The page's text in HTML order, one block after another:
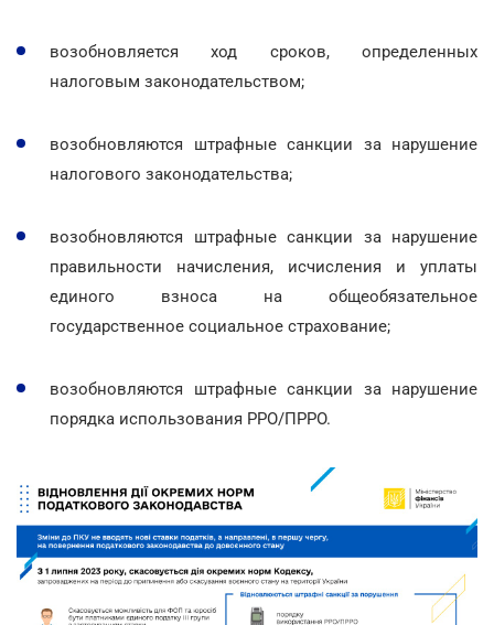
возобновляется ход сроков, определенных
налоговым законодательством;
возобновляются штрафные санкции за нарушение
налогового законодательства;
возобновляются штрафные санкции за нарушение
правильности начисления, исчисления и уплаты
единого взноса на общеобязательное
государственное социальное страхование;
возобновляются штрафные санкции за нарушение
порядка использования РРО/ПРРО.